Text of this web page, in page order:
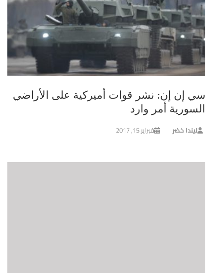
سي إن إن: نشر قوات أميركية على الأراضي
السورية أمر وارد
ليندا خضر فبراير 15, 2017